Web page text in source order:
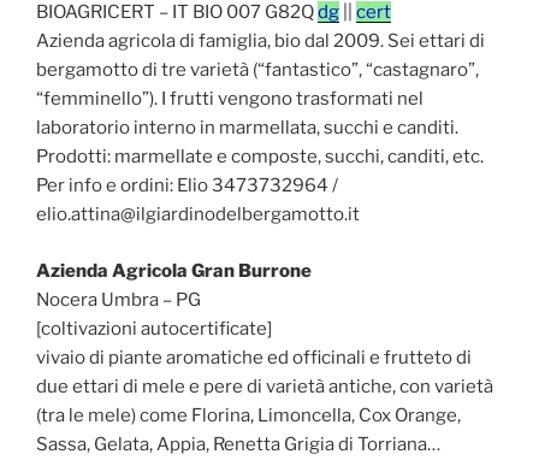
BIOAGRICERT – IT BIO 007 G82Qdg
cert
Azienda agricola di famiglia, bio dal 2009. Sei ettari di
bergamotto di tre varietà (“fantastico”, “castagnaro”,
“femminello”). I frutti vengono trasformati nel
laboratorio interno in marmellata, succhi e canditi.
Prodotti: marmellate e composte, succhi, canditi, etc.
Per info e ordini: Elio 3473732964 /
elio.attina@ilgiardinodelbergamotto.it
Azienda Agricola Gran Burrone
Nocera Umbra – PG
[coltivazioni autocertificate]
vivaio di piante aromatiche ed officinali e frutteto di
due ettari di mele e pere di varietà antiche, con varietà
(tra le mele) come Florina, Limoncella, Cox Orange,
Sassa, Gelata, Appia, Renetta Grigia di Torriana…